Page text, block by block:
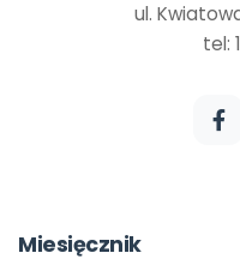
ul.
tel:
Miesięcznik